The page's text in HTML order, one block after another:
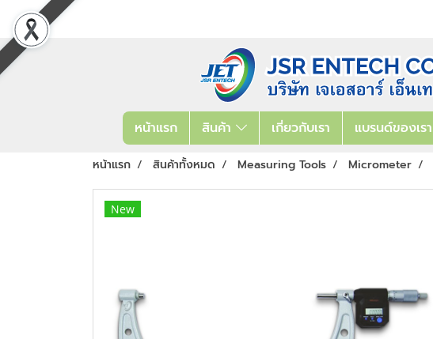
หน้าแรก สินค้า เกี่ยวกับเรา แบรนด์ของเรา
หน้าแรก สินค้าทั้งหมด Measuring Tools Micrometer
New